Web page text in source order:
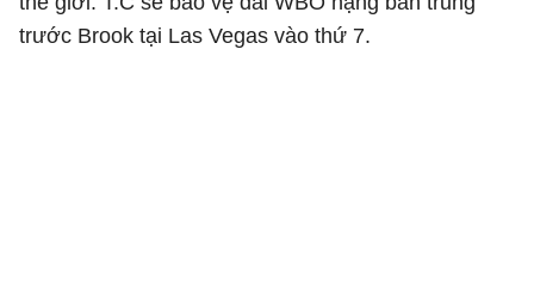
trước Brook tại Las Vegas vào thứ 7.